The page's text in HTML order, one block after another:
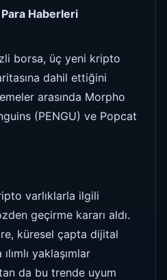
Haberleri
borsa, üç yeni kripto
dahil ettiğini
arasında Morpho
(PENGU) ve Popcat
varlıklarla ilgili
geçirme kararı aldı.
küresel çapta dijital
yaklaşımlar
da bu trende uyum